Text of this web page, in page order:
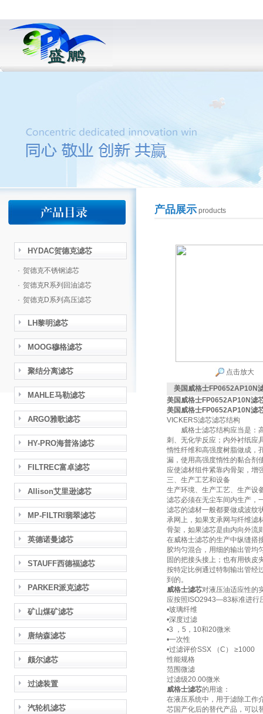
HYDAC贺德克滤芯
· 贺德克不锈钢滤芯
· 贺德克R系列回油滤芯
· 贺德克D系列高压滤芯
LH黎明滤芯
MOOG穆格滤芯
聚结分离滤芯
MAHLE马勒滤芯
ARGO雅歌滤芯
HY-PRO海普洛滤芯
FILTREC富卓滤芯
Allison艾里逊滤芯
MP-FILTRI翡翠滤芯
英德诺曼滤芯
STAUFF西德福滤芯
PARKER派克滤芯
矿山煤矿滤芯
唐纳森滤芯
颇尔滤芯
过滤装置
汽轮机滤芯
产品展示products
点击放大
美国威格士FP0652AP10N
美国威格士FP0652AP10N滤
美国威格士FP0652AP10N滤
VICKERS滤芯滤芯结构
威格士滤芯结构应当是：高
刺、无化学反应；内外衬纸应
惰性纤维和高强度树脂做成，
漏，使用高强度惰性的黏合剂
应使滤材组件紧靠内骨架，增
三、生产工艺和设备
生产环境、生产工艺、生产设
滤芯必须在无尘车间内生产，
滤芯的滤材一般都要做成波纹
承网上，如果支承网与纤维滤
骨架，如果滤芯是由内向外流
在威格士滤芯的生产中纵缝搭
胶均匀混合，用细的输出管均
固的把接头接上；也有用铁皮
按特定比例通过特制输出管经
到的。
威格士滤芯对液压油适应性的
应按照ISO2943—83标准进行
•玻璃纤维
•深度过滤
•3 ，5，10和20微米
•一次性
•过滤评价SSX （C） ≥1000
性能规格
范围微滤
过滤级20.00微米
威格士滤芯的用途：
在液压系统中，用于滤除工作
芯国产化后的替代产品，可以